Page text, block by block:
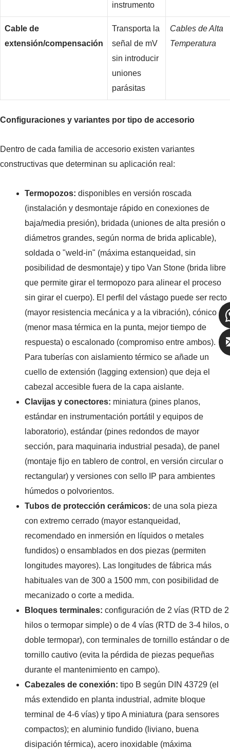
instrumento
Cable de
extensión/compensación
Transporta la
señal de mV
sin introducir
uniones
parásitas
Cables de Alta
Temperatura
Configuraciones y variantes por tipo de accesorio
Dentro de cada familia de accesorio existen variantes
constructivas que determinan su aplicación real:
Termopozos: disponibles en versión roscada
(instalación y desmontaje rápido en conexiones de
baja/media presión), bridada (uniones de alta presión o
diámetros grandes, según norma de brida aplicable),
soldada o "weld-in" (máxima estanqueidad, sin
posibilidad de desmontaje) y tipo Van Stone (brida libre
que permite girar el termopozo para alinear el proceso
sin girar el cuerpo). El perfil del vástago puede ser recto
(mayor resistencia mecánica y a la vibración), cónico
(menor masa térmica en la punta, mejor tiempo de
respuesta) o escalonado (compromiso entre ambos).
Para tuberías con aislamiento térmico se añade un
cuello de extensión (lagging extension) que deja el
cabezal accesible fuera de la capa aislante.
Clavijas y conectores: miniatura (pines planos,
estándar en instrumentación portátil y equipos de
laboratorio), estándar (pines redondos de mayor
sección, para maquinaria industrial pesada), de panel
(montaje fijo en tablero de control, en versión circular o
rectangular) y versiones con sello IP para ambientes
húmedos o polvorientos.
Tubos de protección cerámicos: de una sola pieza
con extremo cerrado (mayor estanqueidad,
recomendado en inmersión en líquidos o metales
fundidos) o ensamblados en dos piezas (permiten
longitudes mayores). Las longitudes de fábrica más
habituales van de 300 a 1500 mm, con posibilidad de
mecanizado o corte a medida.
Bloques terminales: configuración de 2 vías (RTD de 2
hilos o termopar simple) o de 4 vías (RTD de 3-4 hilos, o
doble termopar), con terminales de tornillo estándar o de
tornillo cautivo (evita la pérdida de piezas pequeñas
durante el mantenimiento en campo).
Cabezales de conexión: tipo B según DIN 43729 (el
más extendido en planta industrial, admite bloque
terminal de 4-6 vías) y tipo A miniatura (para sensores
compactos); en aluminio fundido (liviano, buena
disipación térmica), acero inoxidable (máxima